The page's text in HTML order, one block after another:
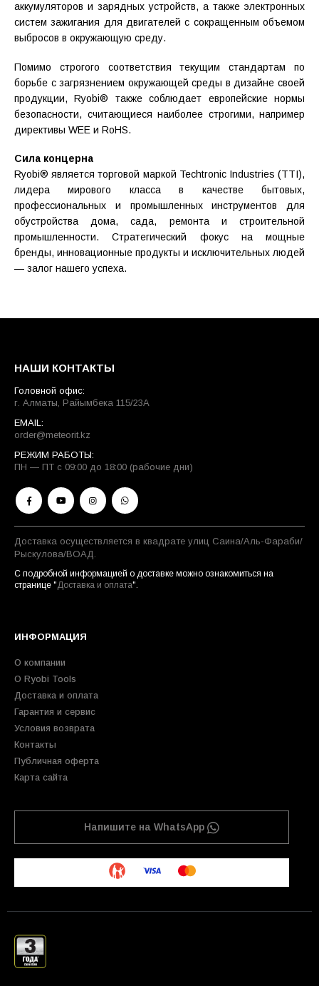
аккумуляторов и зарядных устройств, а также электронных
систем зажигания для двигателей с сокращенным объемом
выбросов в окружающую среду.
Помимо строгого соответствия текущим стандартам по
борьбе с загрязнением окружающей среды в дизайне своей
продукции, Ryobi® также соблюдает европейские нормы
безопасности, считающиеся наиболее строгими, например
директивы WEE и RoHS.
Сила концерна
Ryobi® является торговой маркой Techtronic Industries (TTI),
лидера мирового класса в качестве бытовых,
профессиональных и промышленных инструментов для
обустройства дома, сада, ремонта и строительной
промышленности. Стратегический фокус на мощные
бренды, инновационные продукты и исключительных людей
— залог нашего успеха.
НАШИ КОНТАКТЫ
Головной офис:
г. Алматы, Райымбека 115/23A
EMAIL:
order@meteorit.kz
РЕЖИМ РАБОТЫ:
ПН — ПТ с 09:00 до 18:00 (рабочие дни)
Доставка осуществляется в квадрате улиц Саина/Аль-Фараби/
Рыскулова/ВОАД.
С подробной информацией о доставке можно ознакомиться на
странице "Доставка и оплата".
ИНФОРМАЦИЯ
О компании
О Ryobi Tools
Доставка и оплата
Гарантия и сервис
Условия возврата
Контакты
Публичная оферта
Карта сайта
Напишите на WhatsApp